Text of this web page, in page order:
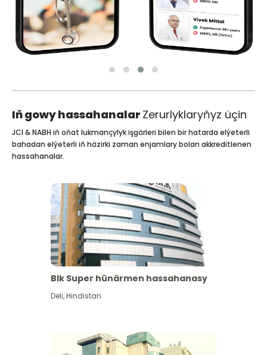
Iň gowy hassahanalar Zerurlyklaryňyz üçin
JCI & NABH iň oňat lukmançylyk işgärleri bilen bir hatarda elýeterli
bahadan elýeterli iň häzirki zaman enjamlary bolan akkreditlenen
hassahanalar.
Blk Super hünärmen hassahanasy
Deli,Hindistan